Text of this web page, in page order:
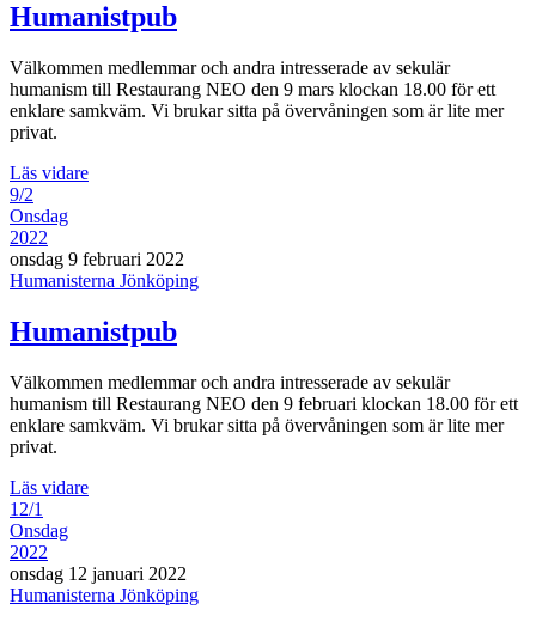
Humanistpub
Välkommen medlemmar och andra intresserade av sekulär
humanism till Restaurang NEO den 9 mars klockan 18.00 för ett
enklare samkväm. Vi brukar sitta på övervåningen som är lite mer
privat.
Läs vidare
9/2
Onsdag
2022
onsdag 9 februari 2022
Humanisterna Jönköping
Humanistpub
Välkommen medlemmar och andra intresserade av sekulär
humanism till Restaurang NEO den 9 februari klockan 18.00 för ett
enklare samkväm. Vi brukar sitta på övervåningen som är lite mer
privat.
Läs vidare
12/1
Onsdag
2022
onsdag 12 januari 2022
Humanisterna Jönköping